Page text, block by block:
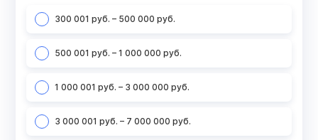
300 001 руб. – 500 000 руб.
500 001 руб. – 1 000 000 руб.
1 000 001 руб. – 3 000 000 руб.
3 000 001 руб. – 7 000 000 руб.